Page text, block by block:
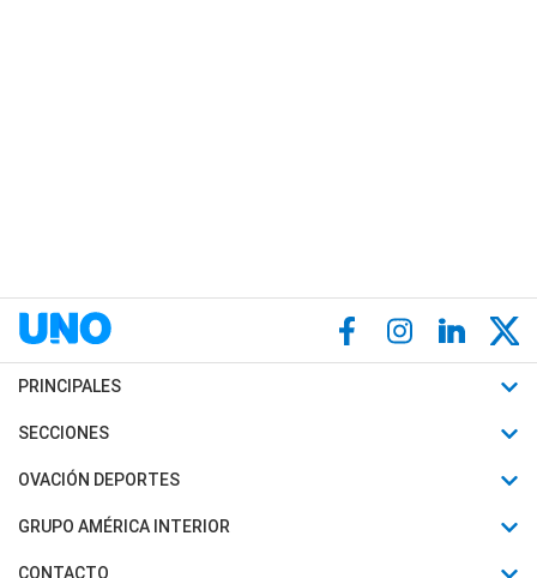
PRINCIPALES
Últimas Noticias
Política
SECCIONES
Horóscopo
Motores
OVACIÓN DEPORTES
Fútbol
Mundial
GRUPO AMÉRICA INTERIOR
Canal 7 en Vivo
CONTACTO